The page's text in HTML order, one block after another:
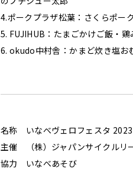
4.ポークプラザ松葉：さくらポー
5. FUJIHUB：たまごかけご飯・
6. okudo中村舎：かまど炊き塩お
名称 いなべヴェロフェスタ 2023
主催 （株）ジャパンサイクルリ
協力 いなべあそび